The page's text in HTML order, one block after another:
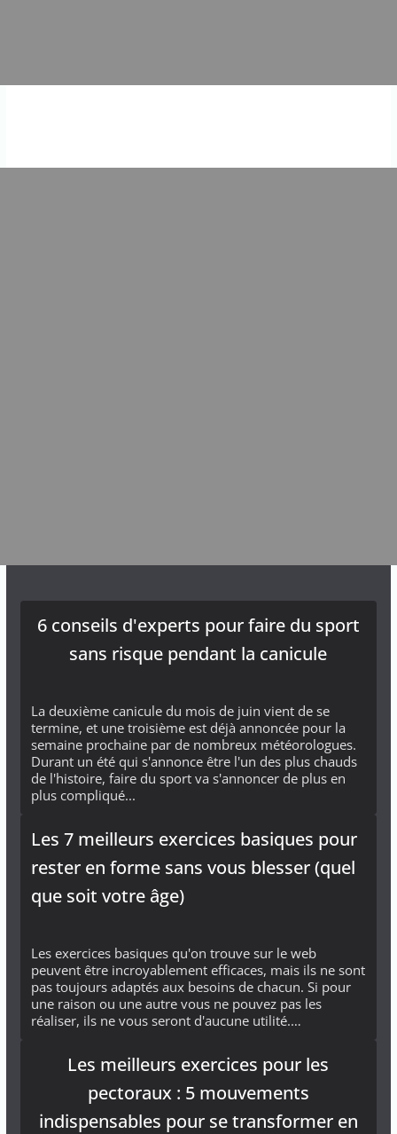
6 conseils d'experts pour faire du sport
sans risque pendant la canicule
La deuxième canicule du mois de juin vient de se
termine, et une troisième est déjà annoncée pour la
semaine prochaine par de nombreux météorologues.
Durant un été qui s'annonce être l'un des plus chauds
de l'histoire, faire du sport va s'annoncer de plus en
plus compliqué...
Les 7 meilleurs exercices basiques pour
rester en forme sans vous blesser (quel
que soit votre âge)
Les exercices basiques qu'on trouve sur le web
peuvent être incroyablement efficaces, mais ils ne sont
pas toujours adaptés aux besoins de chacun. Si pour
une raison ou une autre vous ne pouvez pas les
réaliser, ils ne vous seront d'aucune utilité.…
Les meilleurs exercices pour les
pectoraux : 5 mouvements
indispensables pour se transformer en